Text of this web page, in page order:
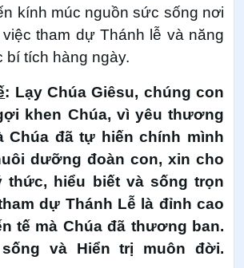
kính múc nguồn sức sống nơi
tham dự Thánh lễ và năng
bí tích hàng ngày.
: Lạy Chúa Giêsu, chúng con
khen Chúa, vì yêu thương
Chúa đã tự hiến chính mình
dưỡng đoàn con, xin cho
thức, hiểu biết và sống trọn
dự Thánh Lễ là đỉnh cao
tế mà Chúa đã thương ban.
sống và Hiển trị muôn đời.